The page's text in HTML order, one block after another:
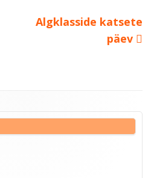
Next
Algklasside katsete
päev